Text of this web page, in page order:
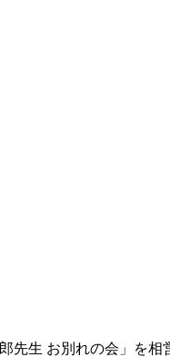
先生 お別れの会」を相